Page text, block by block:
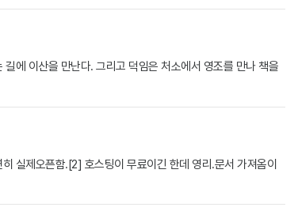
에 이산을 만난다. 그리고 덕임은 처소에서 영조를 만나 책을
실제오픈함.[2] 호스팅이 무료이긴 한데 영리.문서 가져옴이